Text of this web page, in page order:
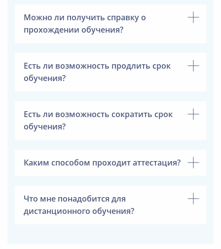
Можно ли получить справку о
прохождении обучения?
Есть ли возможность продлить срок
обучения?
Есть ли возможность сократить срок
обучения?
Каким способом проходит аттестация?
Что мне понадобится для
дистанционного обучения?